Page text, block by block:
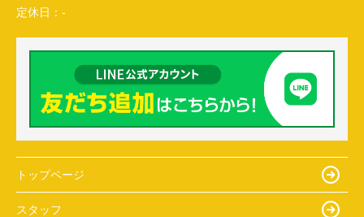
定休日： -
トップページ
スタッフ